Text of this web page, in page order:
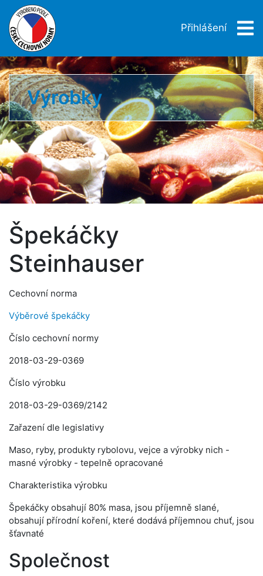
Přihlášení
Výrobky
Špekáčky
Steinhauser
Cechovní norma
Výběrové špekáčky
Číslo cechovní normy
2018-03-29-0369
Číslo výrobku
2018-03-29-0369/2142
Zařazení dle legislativy
Maso, ryby, produkty rybolovu, vejce a výrobky nich -
masné výrobky - tepelně opracované
Charakteristika výrobku
Špekáčky obsahují 80% masa, jsou příjemně slané,
obsahují přírodní koření, které dodává příjemnou chuť, jsou
šťavnaté
Společnost